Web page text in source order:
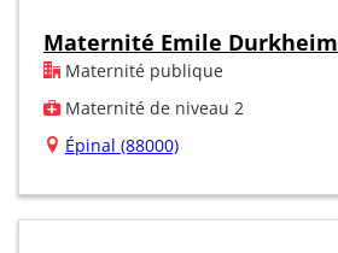
Maternité Emile Durkheim
Maternité publique
Maternité de niveau 2
Épinal (88000)